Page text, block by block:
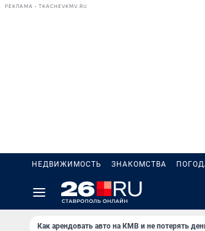
РЕКЛАМА • TKACHEVKMV.RU
НЕДВИЖИМОСТЬ ЗНАКОМСТВА
Как арендовать авто на КМВ и не потерять